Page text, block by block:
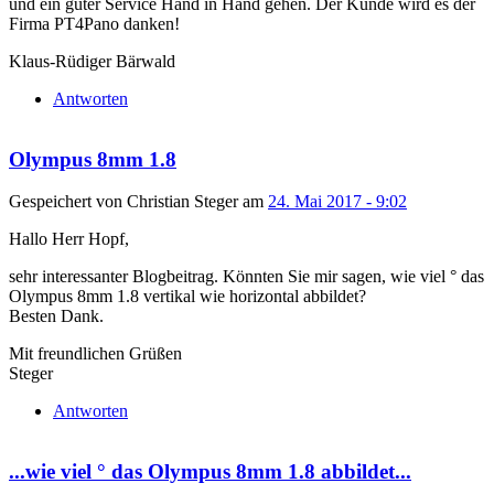
und ein guter Service Hand in Hand gehen. Der Kunde wird es der
Firma PT4Pano danken!
Klaus-Rüdiger Bärwald
Antworten
Olympus 8mm 1.8
Gespeichert von Christian Stegeram 24. Mai 2017 - 9:02
Hallo Herr Hopf,
sehr interessanter Blogbeitrag. Könnten Sie mir sagen, wie viel ° das
Olympus 8mm 1.8 vertikal wie horizontal abbildet?
Besten Dank.
Mit freundlichen Grüßen
Steger
Antworten
...wie viel ° das Olympus 8mm 1.8 abbildet...